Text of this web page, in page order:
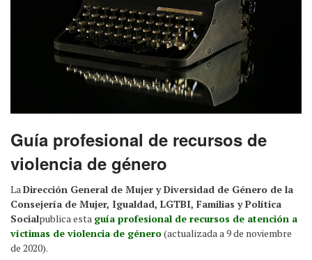
Guía profesional de recursos de
violencia de género
LaDirección General de Mujer y Diversidad de Género de la
Consejería de Mujer, Igualdad, LGTBI, Familias y Política
Socialpublica esta guía profesional de recursos de atención a
víctimas de violencia de género(actualizada a 9 de noviembre
de 2020).